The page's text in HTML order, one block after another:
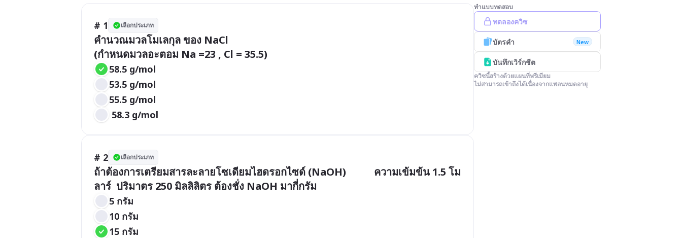
# 1 เลือกประเภท
คำนวณมวลโมเลกุล ของ NaCl
(กำหนดมวลอะตอม Na =23 , Cl = 35.5)
58.5 g/mol
53.5 g/mol
55.5 g/mol
58.3 g/mol
# 2 เลือกประเภท
ถ้าต้องการเตรียมสารละลายโซเดียมไฮดรอกไซด์ (NaOH)           ความเข้มข้น 1.5 โม
ลาร์  ปริมาตร 250 มิลลิลิตร ต้องชั่ง NaOH มากี่กรัม
5 กรัม
10 กรัม
15 กรัม
ทำแบบทดสอบ
ทดลองควิซ
บัตรคำ New
บันทึกเวิร์กชีต
ควิซนี้สร้างด้วยแผนที่พรีเมียม
ไม่สามารถเข้าถึงได้เนื่องจากแพลนหมดอายุ